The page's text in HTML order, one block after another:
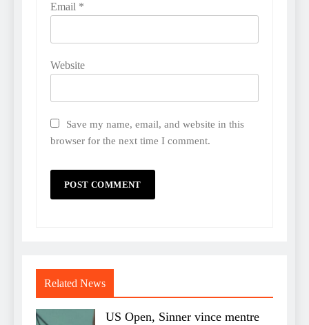
Email *
Website
Save my name, email, and website in this
browser for the next time I comment.
Related News
US Open, Sinner vince mentre